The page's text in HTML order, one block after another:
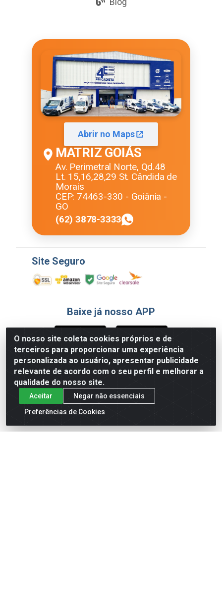
O nosso site coleta cookies próprios e de
terceiros para proporcionar uma experiência
personalizada ao usuário, apresentar publicidade
relevante de acordo com o seu perfil e melhorar a
qualidade do nosso site.
Aceitar
Negar não essenciais
Preferências de Cookies
Abrir no Maps
MATRIZ GOIÁS
Av. Perimetral Norte, Qd.48
Lt. 15,16,28,29 St. Cândida de
Morais
CEP: 74463-330 - Goiânia -
GO
(62) 3878-3333
Site Seguro
Baixe já nosso APP
Formas de Pagamento